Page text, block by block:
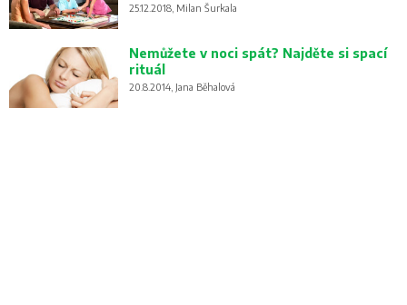
25.12.2018, Milan Šurkala
Nemůžete v noci spát? Najděte si spací
rituál
20.8.2014, Jana Běhalová